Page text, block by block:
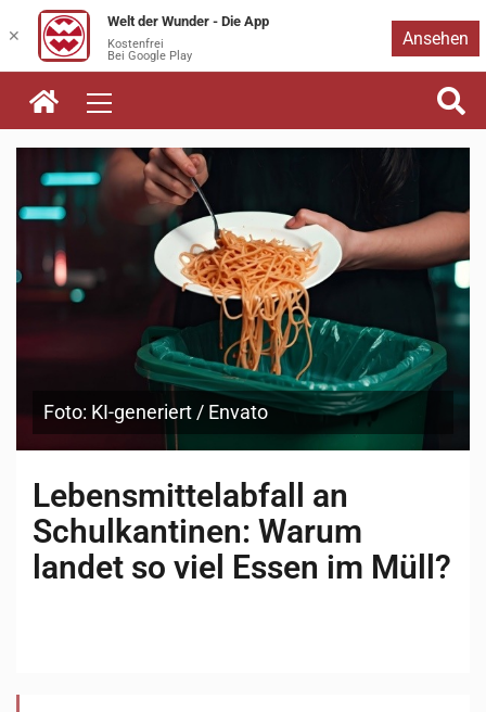
Zum
Inhalt
springen
Foto: KI-generiert / Envato
Lebensmittelabfall an
Schulkantinen: Warum
landet so viel Essen im Müll?
✕
Welt der Wunder - Die App
Kostenfrei
Bei Google Play
Ansehen